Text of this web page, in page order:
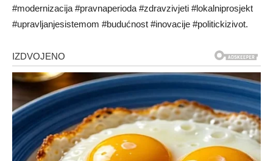
#modernizacija #pravnaperioda #zdravzivjeti #lokalniprosjekt
#upravljanjesistemom #budućnost #inovacije #politickizivot.